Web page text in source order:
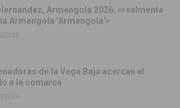
Armengola 2026: «realmente
Armengola ‘Armengola'»
2026
de la Vega Baja acercan el
a la comarca
2026